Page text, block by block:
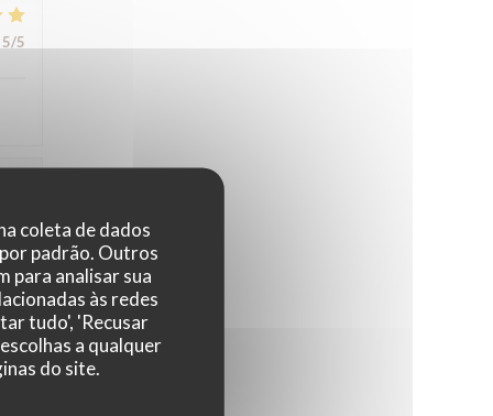
coleta de dados
padrão. Outros
para analisar sua
às redes
tudo', 'Recusar
a qualquer
do site.
5/5
5/5